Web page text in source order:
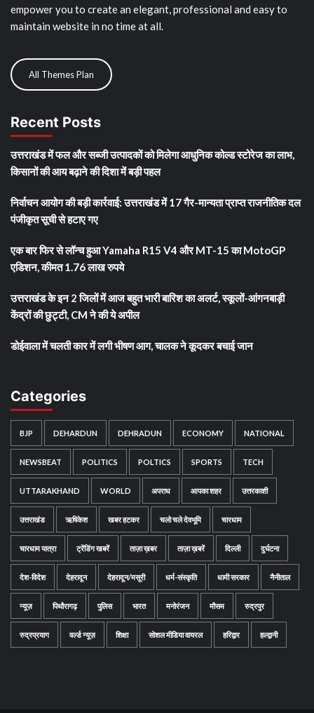
empower you to create an elegant, professional and easy to
maintain website in no time at all.
All Themes Plan
Recent Posts
उत्तराखंड में फल और सब्जी उत्पादकों को मिलेगा आधुनिक कोल्ड स्टोरेज का लाभ,
किसानों की आय बढ़ाने की दिशा में बड़ी पहल
निर्वाचन आयोग की बड़ी कार्रवाई: उत्तराखंड में 17 गैर-मान्यता प्राप्त राजनीतिक दल
पंजीकृत सूची से हटाए गए
एक बार फिर से लॉन्च हुआ Yamaha R15 V4 और MT-15 का MotoGP
एडिशन, कीमत 1.76 लाख रुपये
उत्तराखंड के इन 2 जिलों में आज बहुत भारी बारिश का अलर्ट, स्कूलों-आंगनबाड़ी
केंद्रों की छुट्टी, CM ने की ये अपील
डोईवाला में चलती कार में लगी भीषण आग, चालक ने कूदकर बचाई जान
Categories
BJP DEHARDUN DEHRADUN ECONOMY NATIONAL
NEWSBEAT POLITICS POLTICS SPORTS TECH
UTTARAKHAND WORLD अपराध आपका शहर उत्तरकाशी
उत्तराखंड ऋषिकेश खबर हटकर चलो चले देवभूमि चारधाम
चारधाम यात्रा ट्रेंडिंग खबरें ताज़ा ख़बर ताज़ा ख़बरें दिल्ली दुर्घटना
देश-विदेश देहरादून देहरादून/मसूरी धर्म-संस्कृति धामी सरकार नैनीताल
न्यूज़ पिथौरागढ़ पुलिस भारत मनोरंजन मौसम रुद्रपुर
रुद्रप्रयाग वर्ल्ड न्यूज़ शिक्षा सोशल मीडिया वायरल हरिद्वार हल्द्वानी